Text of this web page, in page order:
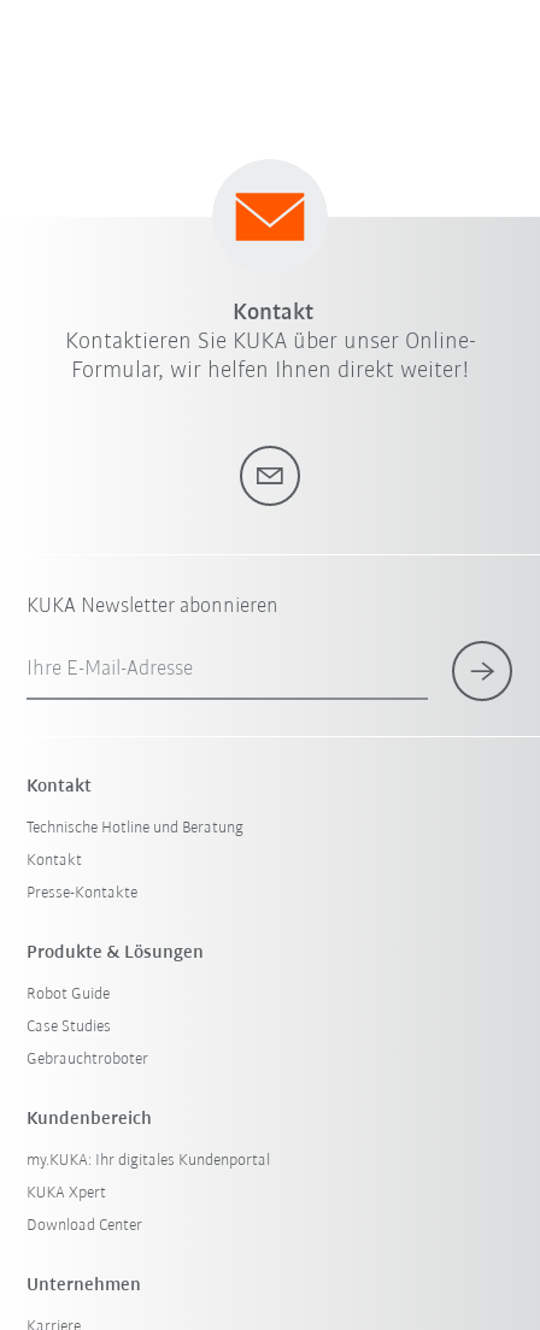
Kontakt
Kontaktieren Sie KUKA über unser Online-
Formular, wir helfen Ihnen direkt weiter!
KUKA Newsletter abonnieren
Ihre E-Mail-Adresse
Kontakt
Technische Hotline und Beratung
Kontakt
Presse-Kontakte
Produkte & Lösungen
Robot Guide
Case Studies
Gebrauchtroboter
Kundenbereich
my.KUKA: Ihr digitales Kundenportal
KUKA Xpert
Download Center
Unternehmen